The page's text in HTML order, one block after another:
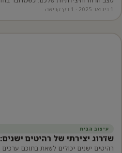
1 בינואר 2025 · 1 דק׳ קריאה
עיצוב הבית
שדרוג יצירתי של רהיטים
רהיטים ישנים יכולים לשאת בתוכם ערכים